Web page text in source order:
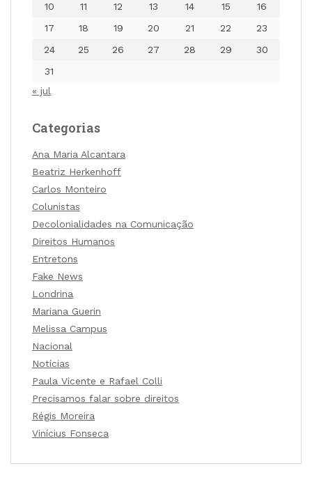
10
11 12 13 14 15
16
17
18 19 20 21 22
23
24
25 26 27 28 29
30
31
« jul
Categorias
Ana Maria Alcantara
Beatriz Herkenhoff
Carlos Monteiro
Colunistas
Decolonialidades na Comunicação
Direitos Humanos
Entretons
Fake News
Londrina
Mariana Guerin
Melissa Campus
Nacional
Notícias
Paula Vicente e Rafael Colli
Precisamos falar sobre direitos
Régis Moreira
Vinícius Fonseca